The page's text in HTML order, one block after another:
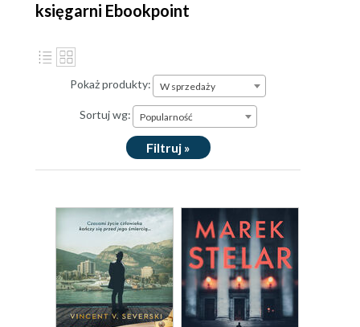
księgarni Ebookpoint
Pokaż produkty: W sprzedaży
Sortuj wg: Popularność
Filtruj »